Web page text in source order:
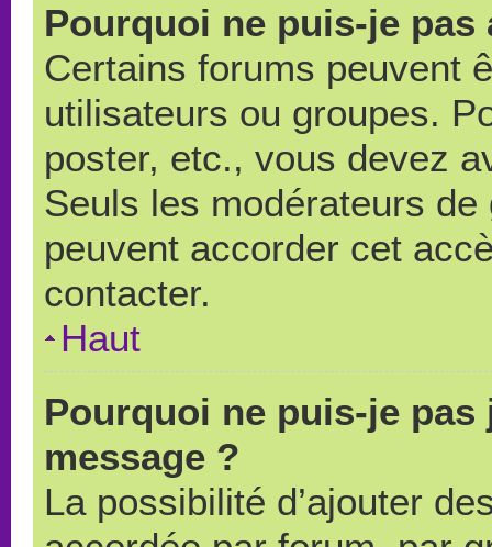
Pourquoi ne puis-je
Certains forums peuvent
utilisateurs ou groupes.
poster, etc., vous devez
Seuls les modérateurs
peuvent accorder cet
contacter.
Haut
Pourquoi ne puis-je
message ?
La possibilité d’ajouter